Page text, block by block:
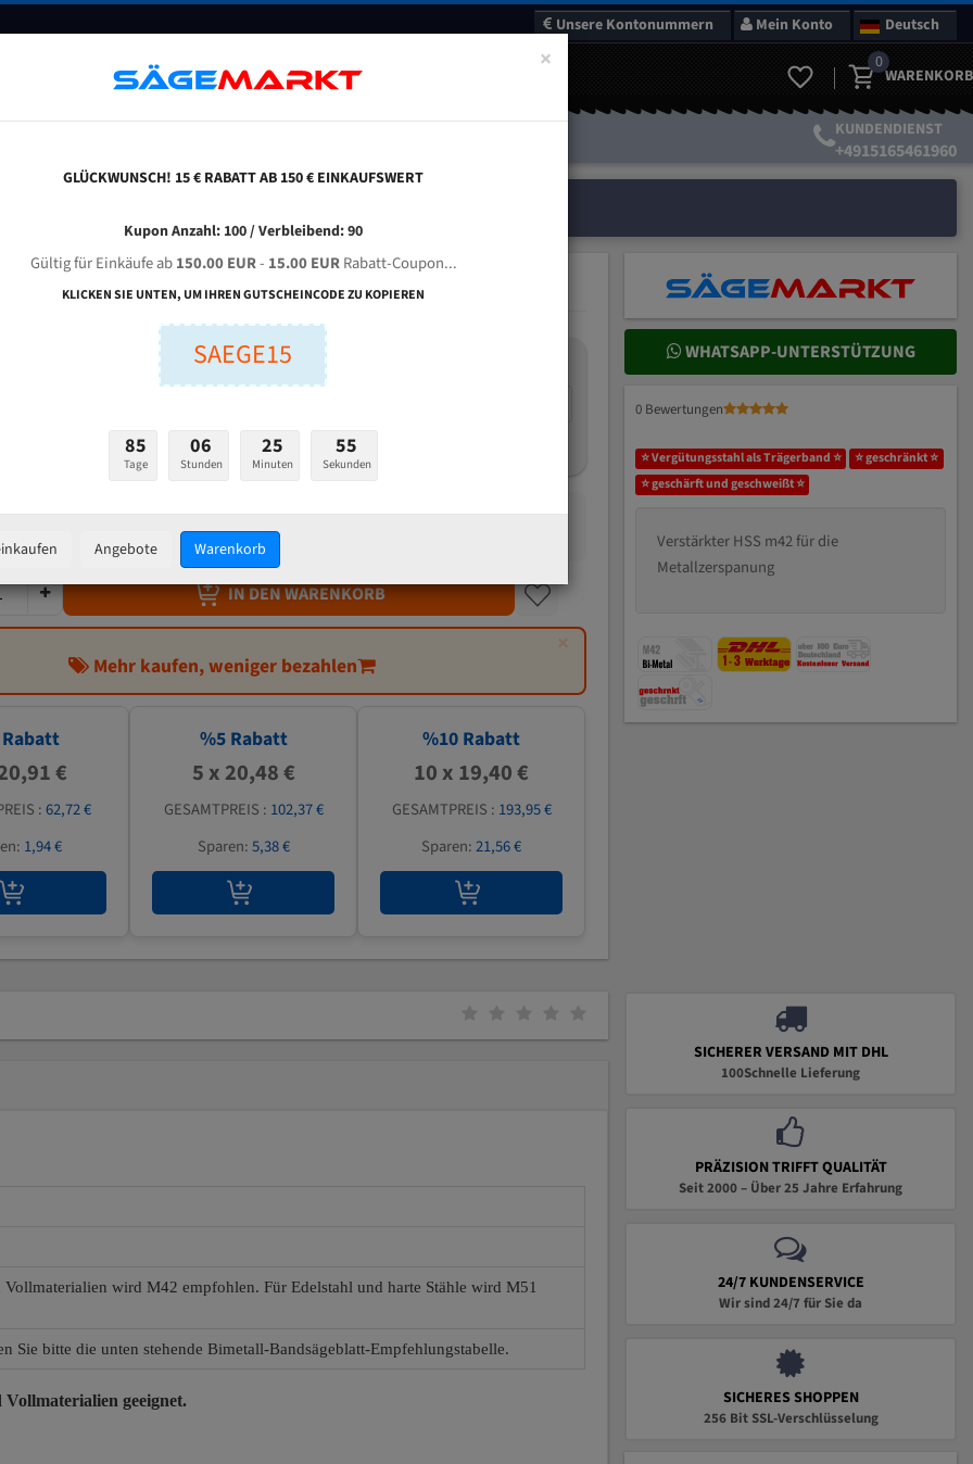
Unsere Kontonummern Mein Konto Deutsch
FAQ GUTSCHEINE BLOG KONTAKT
0
WARENKORB
KUNDENDIENST
+4915165461960
Optımum S 181 Bi-Metal M42 HSS Bandsägeblatt
Breite (mm):
21,55 €
zzgl.Versandkosten
IN DEN WARENKORB
×
Mehr kaufen, weniger bezahlen
€
:62,72 €
1,94 €
%5Rabatt
5 x 20,48 €
GESAMTPREIS : 102,37 €
Sparen:5,38 €
%10 Rabatt
10 x 19,40 €
GESAMTPREIS : 193,95 €
Sparen:21,56 €
WHATSAPP-UNTERSTÜTZUNG
0 Bewertungen
⭐ Vergütungsstahl als Trägerband ⭐
⭐ geschränkt ⭐
⭐ geschärft und geschweißt ⭐
Verstärkter HSS m42 für die
Metallzerspanung
wird M42 empfohlen. Für Edelstahl und harte Stähle wird M51
Sie bitte die unten stehende Bimetall-Bandsägeblatt-Empfehlungstabelle.
geeignet.
SICHERER VERSAND MIT DHL
100Schnelle Lieferung
PRÄZISION TRIFFT QUALITÄT
Seit 2000 – Über 25 Jahre Erfahrung
24/7 KUNDENSERVICE
Wir sind 24/7 für Sie da
SICHERES SHOPPEN
256 Bit SSL-Verschlüsselung
×
GLÜCKWUNSCH! 15 € RABATT AB 150 € EINKAUFSWERT
Kupon Anzahl: 100 / Verbleibend: 90
Gültig für Einkäufe ab150.00 EUR- 15.00 EURRabatt-Coupon...
KLICKEN SIE UNTEN, UM IHREN GUTSCHEINCODE ZU KOPIEREN
SAEGE15
85
Tage
06
Stunden
25
Minuten
54
Sekunden
Angebote Warenkorb